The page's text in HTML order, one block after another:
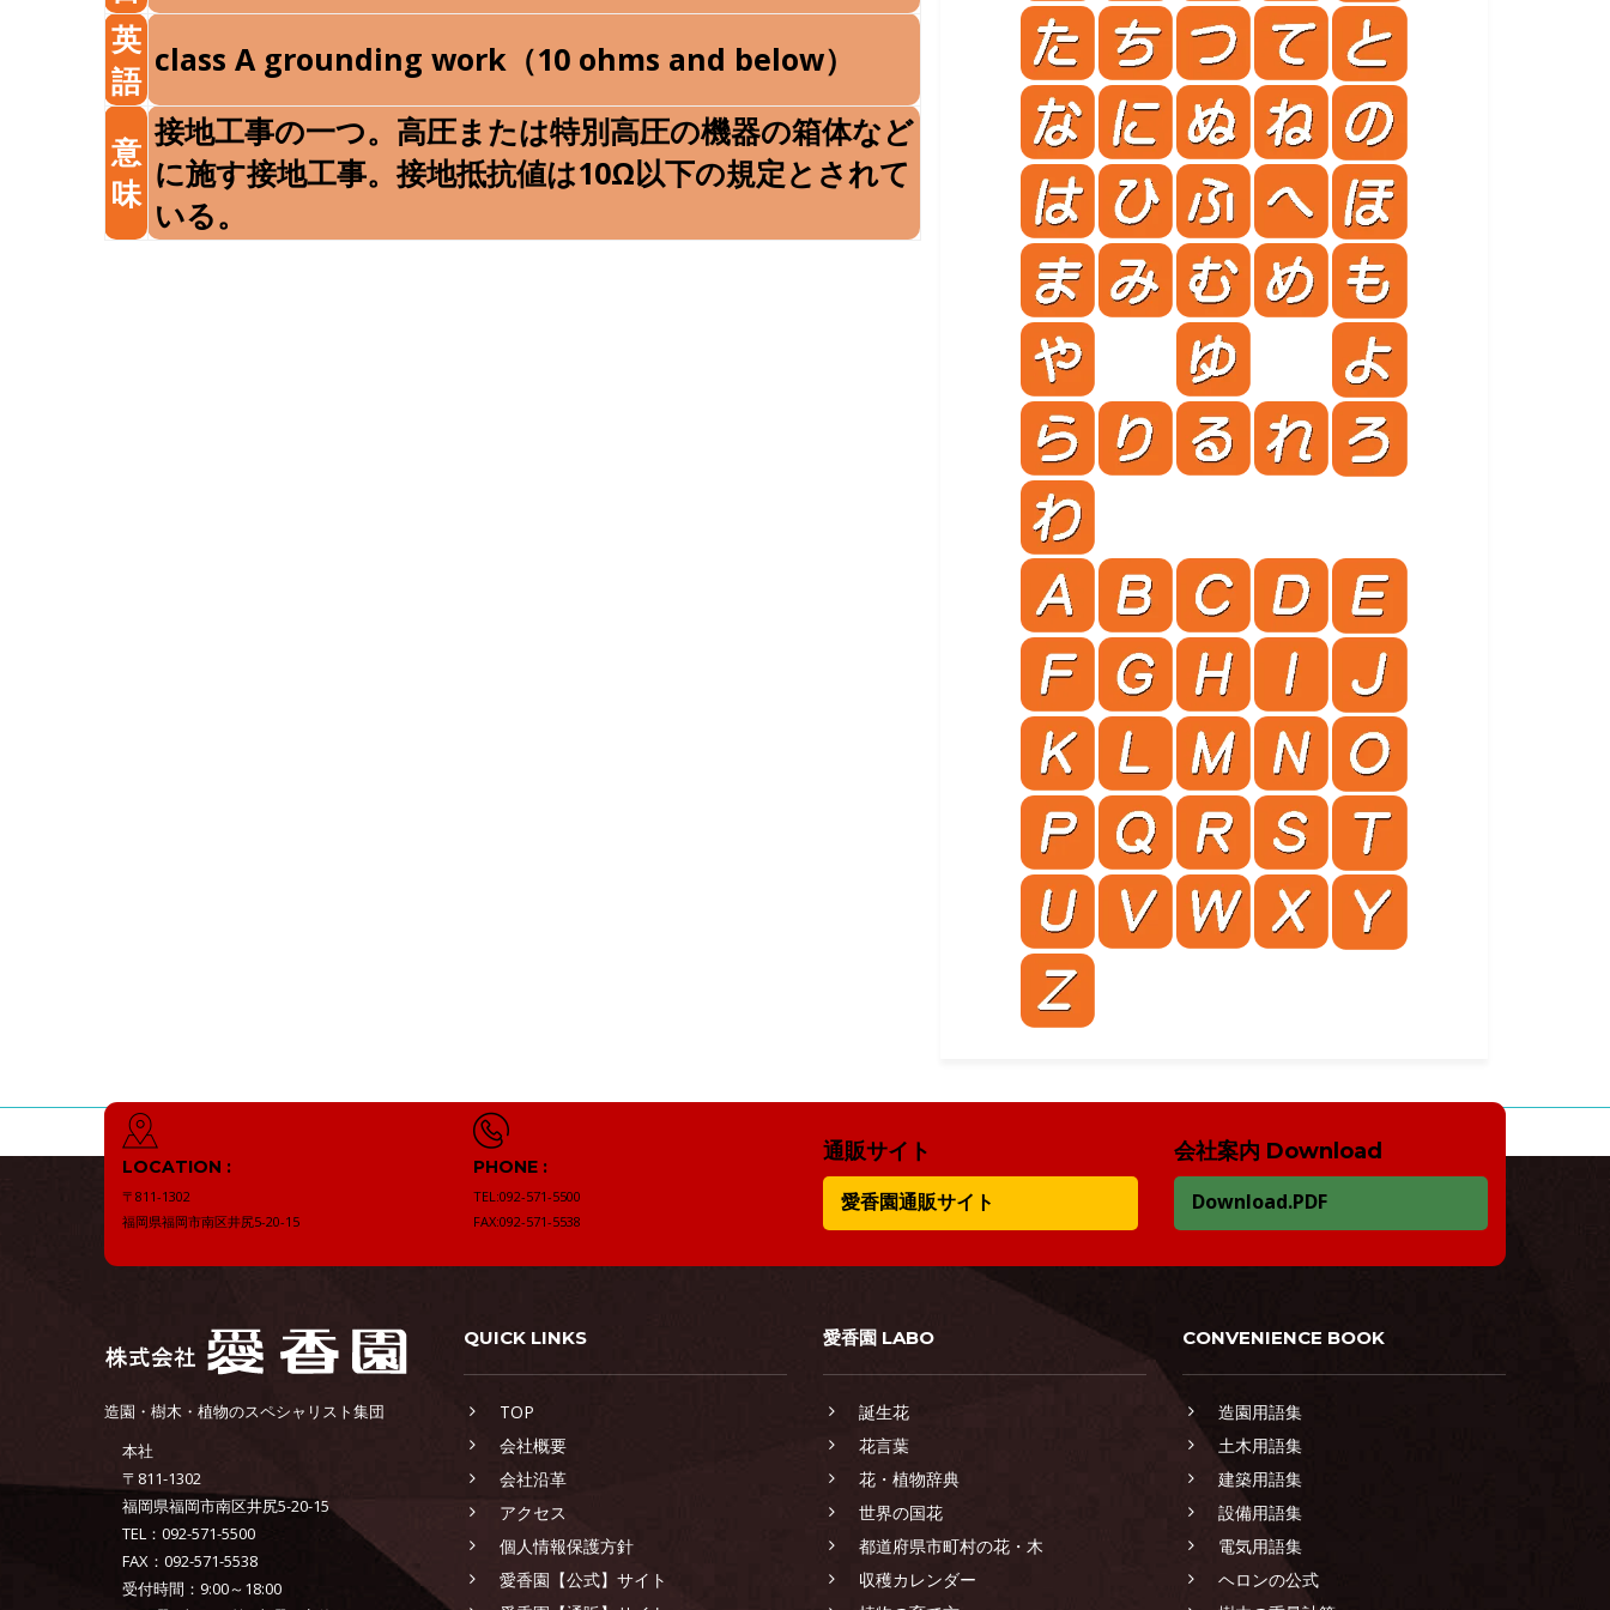
英
語
class A grounding work（10 ohms and below）
意
味
接地工事の一つ。高圧または特別高圧の機器の箱体など
に施す接地工事。接地抵抗値は10Ω以下の規定とされて
いる。
LOCATION :
〒811-1302
福岡県福岡市南区井尻5-20-15
PHONE :
TEL:092-571-5500
FAX:092-571-5538
通販サイト
愛香園通販サイト
会社案内 Download
Download.PDF
造園・樹木・植物のスペシャリスト集団
本社
〒811-1302
福岡県福岡市南区井尻5-20-15
TEL：092-571-5500
FAX：092-571-5538
受付時間：9:00～18:00
QUICK LINKS
TOP
会社概要
会社沿革
アクセス
個人情報保護方針
愛香園【公式】サイト
愛香園 LABO
誕生花
花言葉
花・植物辞典
世界の国花
都道府県市町村の花・木
収穫カレンダー
CONVENIENCE BOOK
造園用語集
土木用語集
建築用語集
設備用語集
電気用語集
ヘロンの公式